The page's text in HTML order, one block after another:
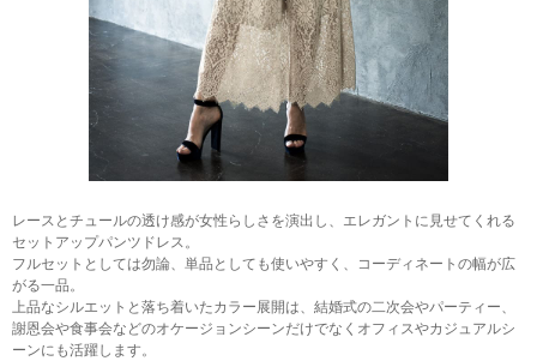
レースとチュールの透け感が女性らしさを演出し、エレガントに見せてくれる
セットアップパンツドレス。
フルセットとしては勿論、単品としても使いやすく、コーディネートの幅が広
がる一品。
上品なシルエットと落ち着いたカラー展開は、結婚式の二次会やパーティー、
謝恩会や食事会などのオケージョンシーンだけでなくオフィスやカジュアルシ
ーンにも活躍します。